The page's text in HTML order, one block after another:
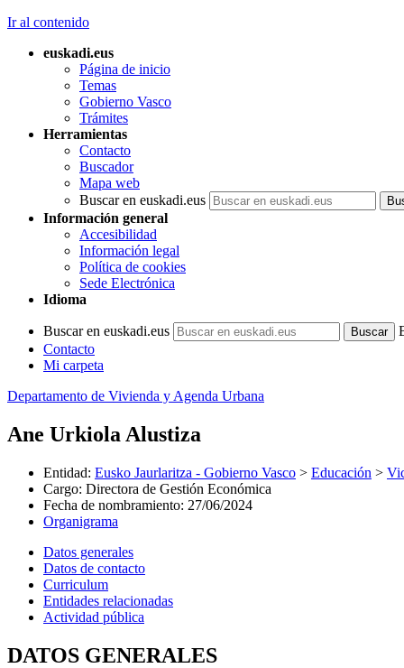
Ir al contenido
euskadi.eus
Página de inicio
Temas
Gobierno Vasco
Trámites
Herramientas
Contacto
Buscador
Mapa web
Buscar en euskadi.eus
Información general
Accesibilidad
Información legal
Política de cookies
Sede Electrónica
Idioma
Buscar en euskadi.eus
Contacto
Mi carpeta
Departamento de Vivienda y Agenda Urbana
Ane Urkiola Alustiza
Entidad: Eusko Jaurlaritza - Gobierno Vasco > Educación >
Cargo: Directora de Gestión Económica
Fecha de nombramiento: 27/06/2024
Organigrama
Datos generales
Datos de contacto
Curriculum
Entidades relacionadas
Actividad pública
DATOS GENERALES